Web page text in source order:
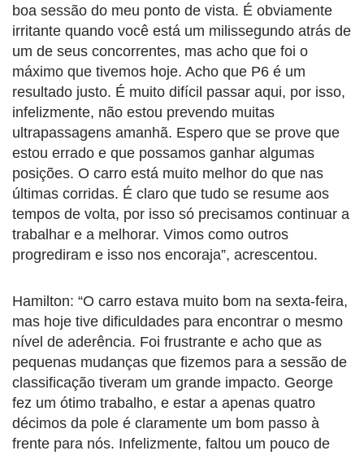
boa sessão do meu ponto de vista. É obviamente
irritante quando você está um milissegundo atrás de
um de seus concorrentes, mas acho que foi o
máximo que tivemos hoje. Acho que P6 é um
resultado justo. É muito difícil passar aqui, por isso,
infelizmente, não estou prevendo muitas
ultrapassagens amanhã. Espero que se prove que
estou errado e que possamos ganhar algumas
posições. O carro está muito melhor do que nas
últimas corridas. É claro que tudo se resume aos
tempos de volta, por isso só precisamos continuar a
trabalhar e a melhorar. Vimos como outros
progrediram e isso nos encoraja”, acrescentou.
Hamilton: “O carro estava muito bom na sexta-feira,
mas hoje tive dificuldades para encontrar o mesmo
nível de aderência. Foi frustrante e acho que as
pequenas mudanças que fizemos para a sessão de
classificação tiveram um grande impacto. George
fez um ótimo trabalho, e estar a apenas quatro
décimos da pole é claramente um bom passo à
frente para nós. Infelizmente, faltou um pouco de